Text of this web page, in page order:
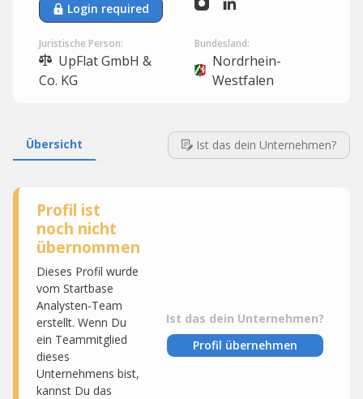
Login required
Juristische Person:
UpFlat GmbH &
Co. KG
Bundesland:
Nordrhein-
Westfalen
Übersicht Ist das dein Unternehmen?
Profil ist
noch nicht
übernommen
Dieses Profil wurde
vom Startbase
Analysten-Team
erstellt. Wenn Du
ein Teammitglied
dieses
Unternehmens bist,
kannst Du das
Ist das dein Unternehmen?
Profil übernehmen